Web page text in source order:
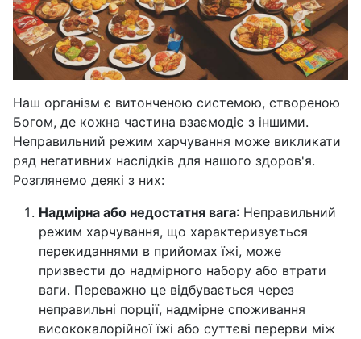
Наш організм є витонченою системою, створеною
Богом, де кожна частина взаємодіє з іншими.
Неправильний режим харчування може викликати
ряд негативних наслідків для нашого здоров'я.
Розглянемо деякі з них:
Надмірна або недостатня вага: Неправильний
режим харчування, що характеризується
перекиданнями в прийомах їжі, може
призвести до надмірного набору або втрати
ваги. Переважно це відбувається через
неправильні порції, надмірне споживання
висококалорійної їжі або суттєві перерви між